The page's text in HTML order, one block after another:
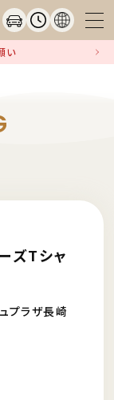
い
ズTシャ
プラザ長崎